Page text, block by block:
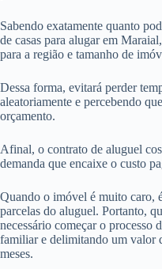
Sabendo exatamente quanto
de casas para alugar em
para a região e tamanho de
Dessa forma, evitará perder
aleatoriamente e percebendo
orçamento.
Afinal, o contrato de aluguel
demanda que encaixe o custo
Quando o imóvel é muito caro,
parcelas do aluguel. Portanto,
necessário começar o processo
familiar e delimitando um valor
meses.